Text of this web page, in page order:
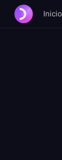
Inicio